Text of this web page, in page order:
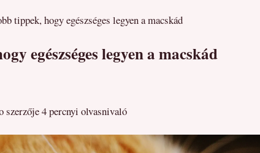
tippek, hogy egészséges legyen a macskád
egészséges legyen a macskád
szerzője4 percnyi olvasnivaló